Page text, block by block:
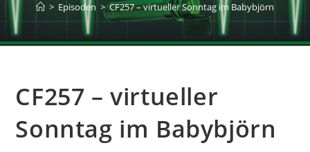
> Episoden > CF257 – virtueller Sonntag im Babybjörn
CF257 – virtueller
Sonntag im Babybjörn